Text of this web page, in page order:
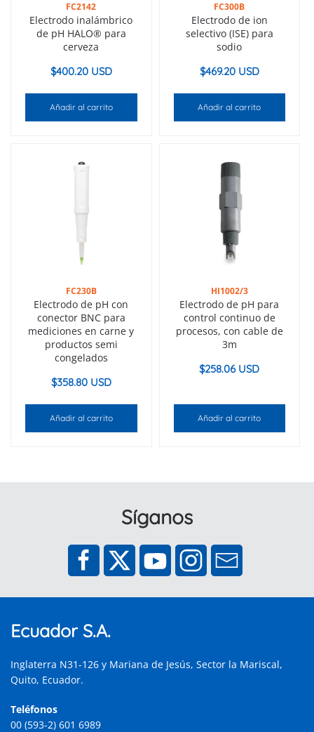
FC2142
Electrodo inalámbrico
de pH HALO® para
cerveza
$400.20 USD
Añadir al carrito
FC300B
Electrodo de ion
selectivo (ISE) para
sodio
$469.20 USD
Añadir al carrito
FC230B
Electrodo de pH con
conector BNC para
mediciones en carne y
productos semi
congelados
$358.80 USD
Añadir al carrito
HI1002/3
Electrodo de pH para
control continuo de
procesos, con cable de
3m
$258.06 USD
Añadir al carrito
Síganos
Ecuador S.A.
Inglaterra N31-126 y Mariana de Jesús, Sector la Mariscal,
Quito, Ecuador.
Teléfonos
00 (593-2) 601 6989